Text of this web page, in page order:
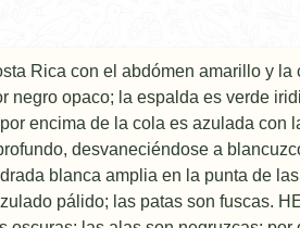
Rica con el abdómen amarillo y la
negro opaco; la espalda es verde
encima de la cola es azulada con
desvaneciéndose a
blanca amplia en la punta de
pálido; las patas son fuscas.